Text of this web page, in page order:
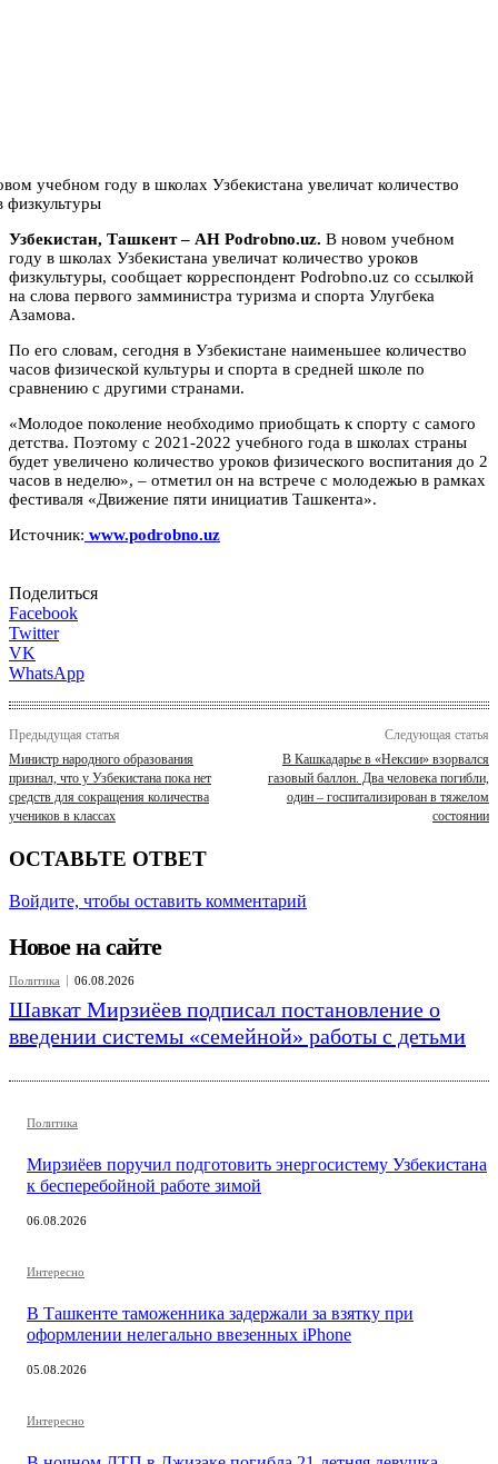
Узбекистан, Ташкент – АН Podrobno.uz. В новом учебном
году в школах Узбекистана увеличат количество уроков
физкультуры, сообщает корреспондент Podrobno.uz со ссылкой
на слова первого замминистра туризма и спорта Улугбека
Азамова.
По его словам, сегодня в Узбекистане наименьшее количество
часов физической культуры и спорта в средней школе по
сравнению с другими странами.
«Молодое поколение необходимо приобщать к спорту с самого
детства. Поэтому с 2021-2022 учебного года в школах страны
будет увеличено количество уроков физического воспитания до 2
часов в неделю», – отметил он на встрече с молодежью в рамках
фестиваля «Движение пяти инициатив Ташкента».
Источник: www.podrobno.uz
Поделиться
Facebook
Twitter
VK
WhatsApp
Предыдущая статья
Министр народного образования
признал, что у Узбекистана пока нет
средств для сокращения количества
учеников в классах
Следующая статья
В Кашкадарье в «Нексии» взорвался
газовый баллон. Два человека погибли,
один – госпитализирован в тяжелом
состоянии
ОСТАВЬТЕ ОТВЕТ
Войдите, чтобы оставить комментарий
Новое на сайте
Политика 06.08.2026
Шавкат Мирзиёев подписал постановление о
введении системы «семейной» работы с детьми
Политика
Мирзиёев поручил подготовить энергосистему Узбекистана
к бесперебойной работе зимой
06.08.2026
Интересно
В Ташкенте таможенника задержали за взятку при
оформлении нелегально ввезенных iPhone
05.08.2026
Интересно